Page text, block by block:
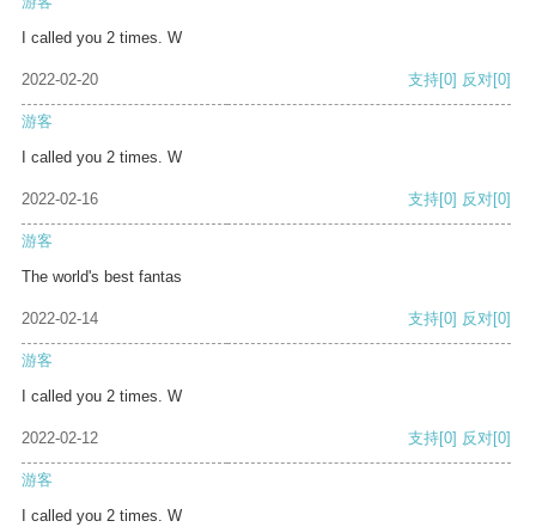
I called you 2 times. W
2022-02-20 支持[0] 反对[0]
游客
I called you 2 times. W
2022-02-16 支持[0] 反对[0]
游客
The world's best fantas
2022-02-14 支持[0] 反对[0]
游客
I called you 2 times. W
2022-02-12 支持[0] 反对[0]
游客
I called you 2 times. W